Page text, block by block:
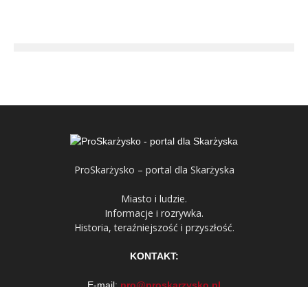
ProSkarżysko – portal dla Skarżyska
Miasto i ludzie.
Informacje i rozrywka.
Historia, teraźniejszość i przyszłość.
KONTAKT: